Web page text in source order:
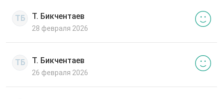
ТБ Т. Бикчентаев
28 февраля 2026
ТБ Т. Бикчентаев
26 февраля 2026